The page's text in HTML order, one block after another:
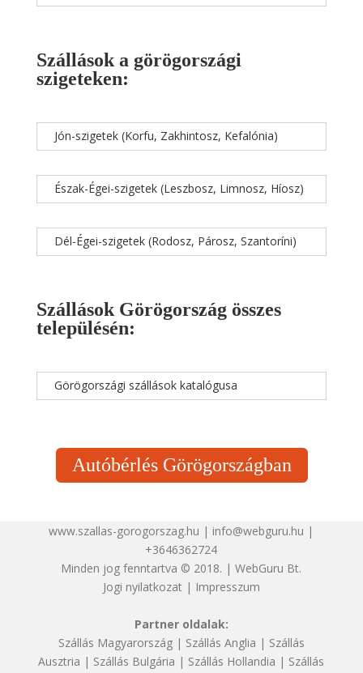
Szállások a görögországi
szigeteken:
Jón-szigetek (Korfu, Zakhintosz, Kefalónia)
Észak-Égei-szigetek (Leszbosz, Limnosz, Híosz)
Dél-Égei-szigetek (Rodosz, Párosz, Szantoríni)
Szállások Görögország összes
településén:
Görögországi szállások katalógusa
Autóbérlés Görögországban
www.szallas-gorogorszag.hu | info@webguru.hu |
+3646362724
Minden jog fenntartva © 2018. | WebGuru Bt.
Jogi nyilatkozat| Impresszum
Partner oldalak:
Szállás Magyarország| Szállás Anglia | Szállás
Ausztria | Szállás Bulgária | Szállás Hollandia | Szállás